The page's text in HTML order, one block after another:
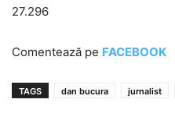
27.296
Comentează pe FACEBOOK
TAGS dan bucura jurnalist